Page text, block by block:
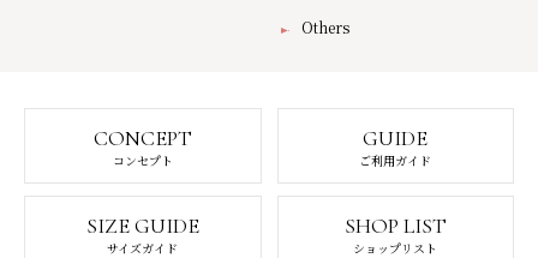
Others
CONCEPT
コンセプト
GUIDE
ご利用ガイド
SIZE GUIDE
サイズガイド
SHOP LIST
ショップリスト